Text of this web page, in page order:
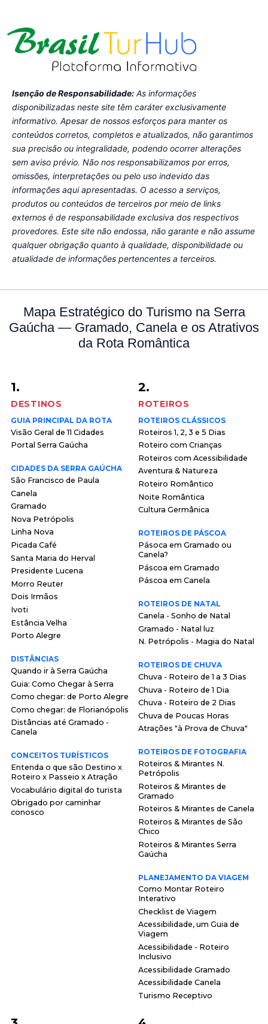
Isenção de Responsabilidade: As informações
disponibilizadas neste site têm caráter exclusivamente
informativo. Apesar de nossos esforços para manter os
conteúdos corretos, completos e atualizados, não garantimos
sua precisão ou integralidade, podendo ocorrer alterações
sem aviso prévio. Não nos responsabilizamos por erros,
omissões, interpretações ou pelo uso indevido das
informações aqui apresentadas. O acesso a serviços,
produtos ou conteúdos de terceiros por meio de links
externos é de responsabilidade exclusiva dos respectivos
provedores. Este site não endossa, não garante e não assume
qualquer obrigação quanto à qualidade, disponibilidade ou
atualidade de informações pertencentes a terceiros.
Mapa Estratégico do Turismo na Serra
Gaúcha — Gramado, Canela e os Atrativos
da Rota Romântica
1.
DESTINOS
GUIA PRINCIPAL DA ROTA
Visão Geral de 11 Cidades
Portal Serra Gaúcha
CIDADES DA SERRA GAÚCHA
São Francisco de Paula
Canela
Gramado
Nova Petrópolis
Linha Nova
Picada Café
Santa Maria do Herval
Presidente Lucena
Morro Reuter
Dois Irmãos
Ivoti
Estância Velha
Porto Alegre
DISTÂNCIAS
Quando ir à Serra Gaúcha
Guia: Como Chegar à Serra
Como chegar: de Porto Alegre
Como chegar: de Florianópolis
Distâncias até Gramado -
Canela
CONCEITOS TURÍSTICOS
Entenda o que são Destino x
Roteiro x Passeio x Atração
Vocabulário digital do turista
Obrigado por caminhar
conosco
2.
ROTEIROS
ROTEIROS CLÁSSICOS
Roteiros 1, 2, 3 e 5 Dias
Roteiro com Crianças
Roteiros com Acessibilidade
Aventura & Natureza
Roteiro Romântico
Noite Romântica
Cultura Germânica
ROTEIROS DE PÁSCOA
Pásoca em Gramado ou
Canela?
Páscoa em Gramado
Páscoa em Canela
ROTEIROS DE NATAL
Canela - Sonho de Natal
Gramado - Natal luz
N. Petrópolis - Magia do Natal
ROTEIROS DE CHUVA
Chuva - Roteiro de 1 a 3 Dias
Chuva - Roteiro de 1 Dia
Chuva - Roteiro de 2 Dias
Chuva de Poucas Horas
Atrações "à Prova de Chuva"
ROTEIROS DE FOTOGRAFIA
Roteiros & Mirantes N.
Petrópolis
Roteiros & Mirantes de
Gramado
Roteiros & Mirantes de Canela
Roteiros & Mirantes de São
Chico
Roteiros & Mirantes Serra
Gaúcha
PLANEJAMENTO DA VIAGEM
Como Montar Roteiro
Interativo
Checklist de Viagem
Acessibilidade, um Guia de
Viagem
Acessibilidade - Roteiro
Inclusivo
Acessibilidade Gramado
Acessibilidade Canela
Turismo Receptivo